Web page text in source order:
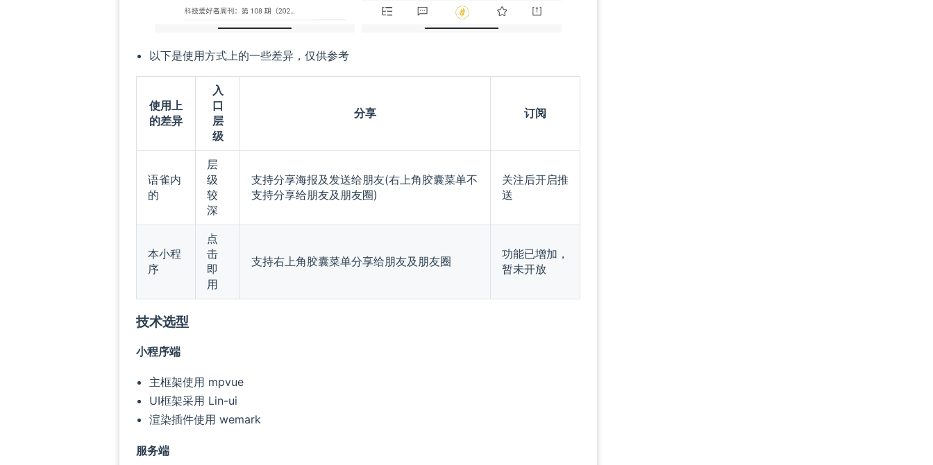
以下是使用方式上的一些差异，仅供参考
使用上
的差异
入
口
层
级
分享 订阅
语雀内
的
层
级
较
深
支持分享海报及发送给朋友(右上角胶囊菜单不
支持分享给朋友及朋友圈)
关注后开启推
送
本小程
序
点
击
即
用
支持右上角胶囊菜单分享给朋友及朋友圈
功能已增加，
暂未开放
技术选型
小程序端
主框架使用 mpvue
UI框架采用 Lin-ui
渲染插件使用 wemark
服务端